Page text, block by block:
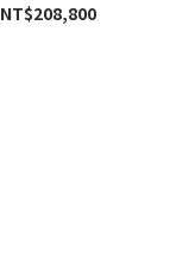
NT$208,800